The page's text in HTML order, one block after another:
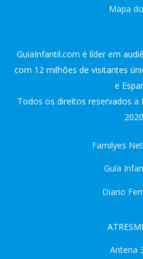
Mapa
GuiaInfantil.com é líder em
com 12 milhões de visitantes
e
Todos os direitos reservados a
Familyes
Guía
Diario
Antena